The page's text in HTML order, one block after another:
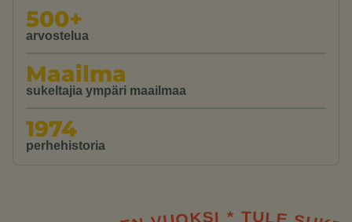
500+
arvostelua
Maailma
sukeltajia ympäri maailmaa
1974
perhehistoria